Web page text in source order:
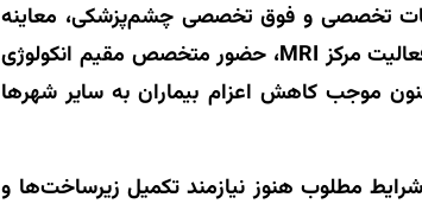
تخصصی و فوق تخصصی چشم‌پزشکی، معاینه
نوزادان نارس (ROP)، افزایش ظرفیت سی‌تی‌اسکن، استمرار فعالیت مرکز MRI، حضور متخصص مقیم انکولوژی
موجب کاهش اعزام بیماران به سایر شهرها
مطلوب هنوز نیازمند تکمیل زیرساخت‌ها و